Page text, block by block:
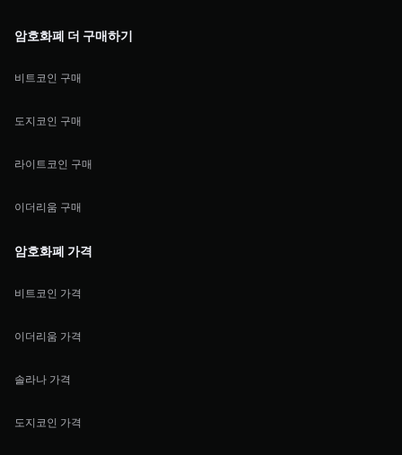
암호화폐 더 구매하기
비트코인 구매
도지코인 구매
라이트코인 구매
이더리움 구매
암호화폐 가격
비트코인 가격
이더리움 가격
솔라나 가격
도지코인 가격